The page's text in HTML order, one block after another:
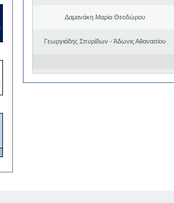
Δαμανάκη Μαρία Θεοδώρου
Γεωργιάδης Σπυρίδων - Άδωνις Αθανασίου